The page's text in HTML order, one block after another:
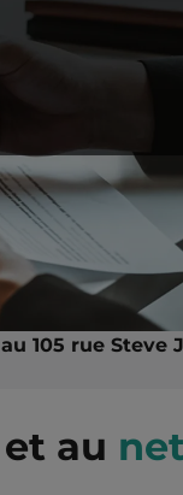
au 105 rue Steve
et au